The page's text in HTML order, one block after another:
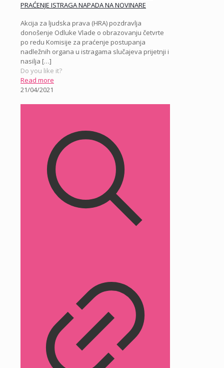
PRAĆENJE ISTRAGA NAPADA NA NOVINARE
Akcija za ljudska prava (HRA) pozdravlja
donošenje Odluke Vlade o obrazovanju četvrte
po redu Komisije za praćenje postupanja
nadležnih organa u istragama slučajeva prijetnji i
nasilja […]
Do you like it?
Read more
21/04/2021